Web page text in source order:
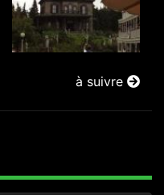
à suivre